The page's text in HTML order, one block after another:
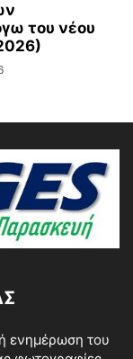
του νέου
ενημέρωση του